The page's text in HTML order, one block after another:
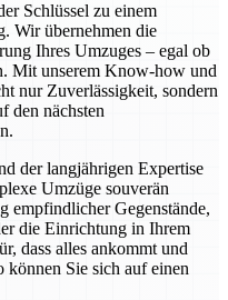
Schlüssel zu einem
Wir übernehmen die
Ihres Umzuges – egal ob
Mit unserem Know-how und
nur Zuverlässigkeit, sondern
den nächsten
der langjährigen Expertise
Umzüge souverän
empfindlicher Gegenstände,
die Einrichtung in Ihrem
dass alles ankommt und
Sie sich auf einen